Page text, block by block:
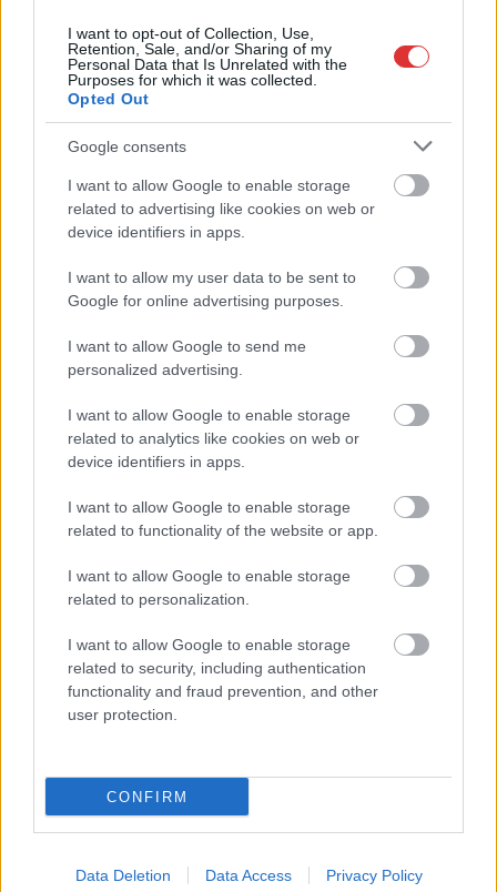
I want to opt-out of Collection, Use,
Retention, Sale, and/or Sharing of my
Personal Data that Is Unrelated with the
Purposes for which it was collected.
Opted Out
Google consents
I want to allow Google to enable storage
related to advertising like cookies on web or
device identifiers in apps.
I want to allow my user data to be sent to
Google for online advertising purposes.
I want to allow Google to send me
personalized advertising.
I want to allow Google to enable storage
related to analytics like cookies on web or
device identifiers in apps.
I want to allow Google to enable storage
related to functionality of the website or app.
I want to allow Google to enable storage
related to personalization.
I want to allow Google to enable storage
related to security, including authentication
functionality and fraud prevention, and other
user protection.
CONFIRM
Data Deletion Data Access Privacy Policy
Hírlevél feliratkozás
Adja meg keresztnevét:
meg e-mail címét:
Megismertem és elfogadom aGDPR-szabályzat
Nem szeretne lemaradni semmiről? Csak egy kattintás, és hírlevelünk a
postaládájába érkezik!
A SZOL24 legfrissebb 24 cikke
A Szolnok megyei gazdák nagyon nem akarták a JÉGER
Csendélet 5.0: alig balesetveszélyes lépcső és remek
állapotban levő buszmegálló mutatja, hogy Szolnok mennyire
élhető város
Pénteken újra csökken a benzin és a gázolaj ára is